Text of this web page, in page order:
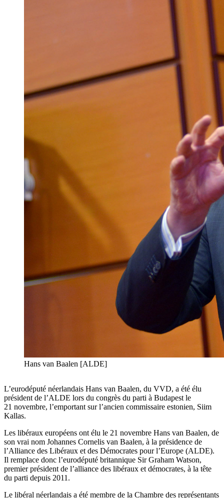
Hans van Baalen [ALDE]
L’eurodéputé néerlandais Hans van Baalen, du VVD, a été élu
président de l’ALDE lors du congrès du parti à Budapest le
21 novembre, l’emportant sur l’ancien commissaire estonien, Siim
Kallas.
Les libéraux européens ont élu le 21 novembre Hans van Baalen, de
son vrai nom Johannes Cornelis van Baalen, à la présidence de
l’Alliance des Libéraux et des Démocrates pour l’Europe (ALDE).
Il remplace donc l’eurodéputé britannique Sir Graham Watson,
premier président de l’alliance des libéraux et démocrates, à la tête
du parti depuis 2011.
Le libéral néerlandais a été membre de la Chambre des représentants